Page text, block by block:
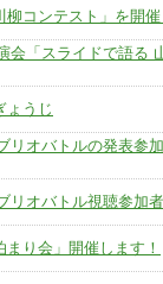
コンテスト」を開
「スライドで語る
ょうじ
オバトルの発表参
オバトル視聴参加
り会」開催します！